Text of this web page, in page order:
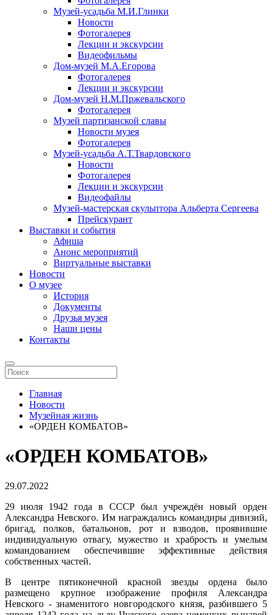
Музей-усадьба М.И.Глинки
Новости
Фотогалерея
Лекции и экскурсии
Видеофильмы
Дом-музей М.А.Егорова
Фотогалерея
Лекции и экскурсии
Дом-музей Н.М.Пржевальского
Фотогалерея
Музей партизанской славы
Новости музея
Фотогалерея
Музей-усадьба А.Т.Твардовского
Новости
Фотогалерея
Лекции и экскурсии
Видеофайлы
Музей-мастерская скульптора Альберта Сергеева
Прейскурант
Выставки и события
Афиша
Анонс мероприятий
Виртуальные выставки
Новости
О музее
История
Документы
Друзья музея
Наши цены
Контакты
Главная
Новости
Музейная жизнь
«ОРДЕН КОМБАТОВ»
«ОРДЕН КОМБАТОВ»
29.07.2022
29 июля 1942 года в СССР был учреждён новый орден
Александра Невского. Им награждались командиры дивизий,
бригад, полков, батальонов, рот и взводов, проявившие
индивидуальную отвагу, мужество и храбрость и умелым
командованием обеспечившие эффективные действия
собственных частей.
В центре пятиконечной красной звезды ордена было
размещено крупное изображение профиля Александра
Невского - знаменитого новгородского князя, разбившего 5